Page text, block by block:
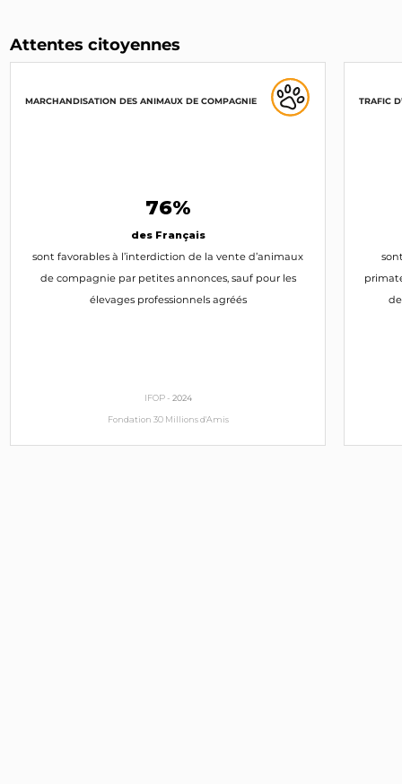
Attentes citoyennes
MARCHANDISATION DES ANIMAUX DE COMPAGNIE
76%
des Français
sont favorables à l’interdiction de la vente d’animaux
de compagnie par petites annonces, sauf pour les
élevages professionnels agréés
IFOP - 2024
Fondation 30 Millions d'Amis
TRAFIC